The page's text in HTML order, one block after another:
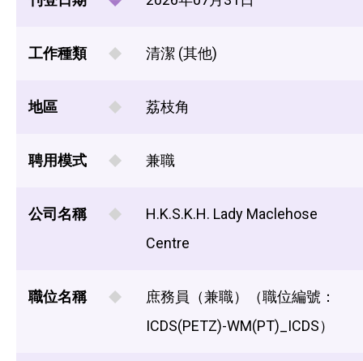
工作種類 清潔 (其他)
地區 荔枝角
聘用模式 兼職
公司名稱
H.K.S.K.H. Lady Maclehose
Centre
職位名稱
庶務員（兼職）（職位編號：
ICDS(PETZ)-WM(PT)_ICDS）